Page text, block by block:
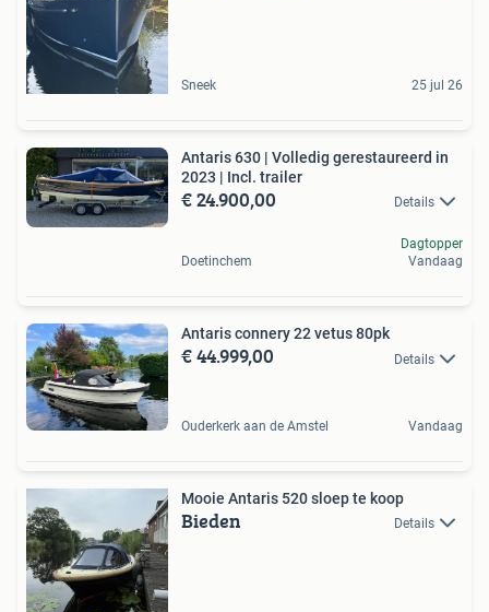
Sneek 25 jul 26
Antaris 630 | Volledig gerestaureerd in
2023 | Incl. trailer
€ 24.900,00 Details
Doetinchem
Dagtopper
Vandaag
Antaris connery 22 vetus 80pk
€ 44.999,00 Details
Ouderkerk aan de Amstel Vandaag
Mooie Antaris 520 sloep te koop
Bieden Details